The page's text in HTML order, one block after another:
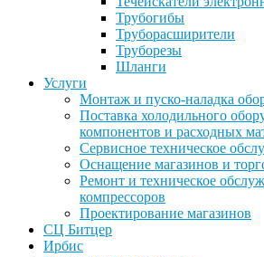
Трубогибы
Труборасширители
Труборезы
Шланги
Услуги
Монтаж и пуско-наладка
Поставка холодильного
компонентов и расходных
Сервисное техническое
Оснащение магазинов и
Ремонт и техническое
компрессоров
Проектирование магазинов
СЦ Битцер
Ирбис